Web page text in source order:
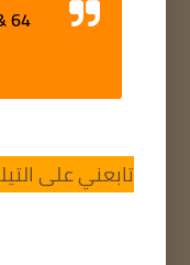
64
تابعني على